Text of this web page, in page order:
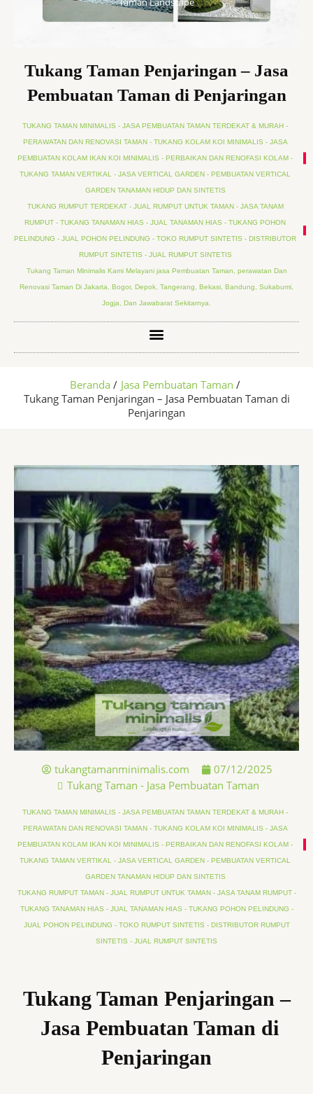
Tukang Taman Penjaringan – Jasa
Pembuatan Taman di Penjaringan
TUKANG TAMAN MINIMALIS - JASA PEMBUATAN TAMAN TERDEKAT & MURAH -
PERAWATAN DAN RENOVASI TAMAN - TUKANG KOLAM KOI MINIMALIS - JASA
PEMBUATAN KOLAM IKAN KOI MINIMALIS - PERBAIKAN DAN RENOFASI KOLAM -
TUKANG TAMAN VERTIKAL - JASA VERTICAL GARDEN - PEMBUATAN VERTICAL
GARDEN TANAMAN HIDUP DAN SINTETIS
TUKANG RUMPUT TERDEKAT - JUAL RUMPUT UNTUK TAMAN - JASA TANAM
RUMPUT - TUKANG TANAMAN HIAS - JUAL TANAMAN HIAS - TUKANG POHON
PELINDUNG - JUAL POHON PELINDUNG - TOKO RUMPUT SINTETIS - DISTRIBUTOR
RUMPUT SINTETIS - JUAL RUMPUT SINTETIS
Tukang Taman Minimalis Kami Melayani jasa Pembuatan Taman, perawatan Dan
Renovasi Taman Di Jakarta, Bogor, Depok, Tangerang, Bekasi, Bandung, Sukabumi,
Jogja, Dan Jawabarat Sekitarnya.
Menu
Beranda
Jasa Pembuatan Taman
Tukang Taman Penjaringan – Jasa Pembuatan Taman di
Penjaringan
tukangtamanminimalis.com
07/12/2025
Tukang Taman - Jasa Pembuatan Taman
TUKANG TAMAN MINIMALIS - JASA PEMBUATAN TAMAN TERDEKAT & MURAH -
PERAWATAN DAN RENOVASI TAMAN - TUKANG KOLAM KOI MINIMALIS - JASA
PEMBUATAN KOLAM IKAN KOI MINIMALIS - PERBAIKAN DAN RENOFASI KOLAM -
TUKANG TAMAN VERTIKAL - JASA VERTICAL GARDEN - PEMBUATAN VERTICAL
GARDEN TANAMAN HIDUP DAN SINTETIS
TUKANG RUMPUT TAMAN - JUAL RUMPUT UNTUK TAMAN - JASA TANAM RUMPUT -
TUKANG TANAMAN HIAS - JUAL TANAMAN HIAS - TUKANG POHON PELINDUNG -
JUAL POHON PELINDUNG - TOKO RUMPUT SINTETIS - DISTRIBUTOR RUMPUT
SINTETIS - JUAL RUMPUT SINTETIS
Tukang Taman Penjaringan –
Jasa Pembuatan Taman di
Penjaringan